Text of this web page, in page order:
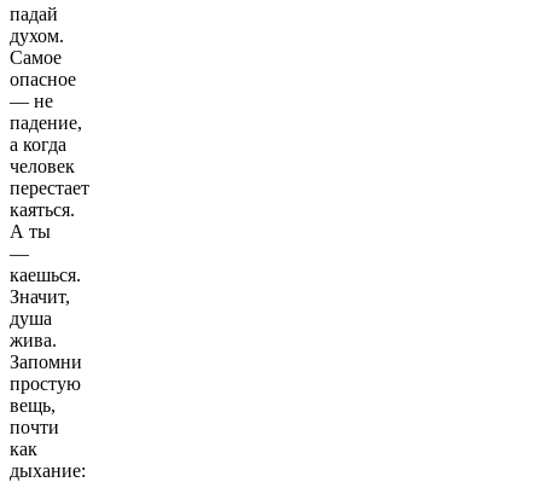
падай
духом.
Самое
опасное
— не
падение,
а когда
человек
перестает
каяться.
А ты
—
каешься.
Значит,
душа
жива.
Запомни
простую
вещь,
почти
как
дыхание: